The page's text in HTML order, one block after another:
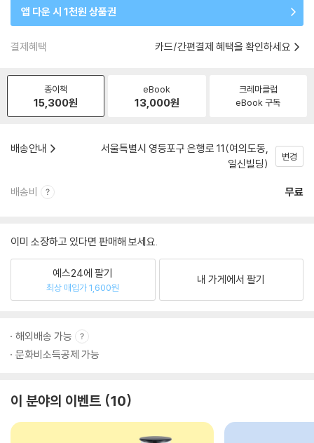
앱 다운 시 1천원 상품권
결제혜택 카드/간편결제 혜택을 확인하세요
종이책
15,300원
eBook
13,000원
크레마클럽
eBook 구독
배송안내
서울특별시 영등포구 은행로 11(여의도동,
일신빌딩)
변경
배송비 무료
이미 소장하고 있다면 판매해 보세요.
예스24에 팔기
최상 매입가 1,600원
내 가게에서 팔기
해외배송 가능
문화비소득공제 가능
이 분야의 이벤트 10